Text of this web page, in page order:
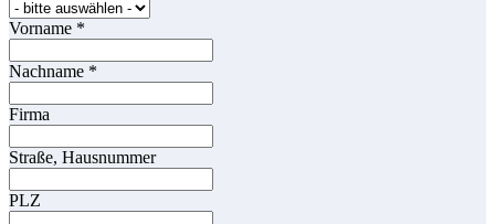
Vorname *
Nachname *
Firma
Straße, Hausnummer
PLZ